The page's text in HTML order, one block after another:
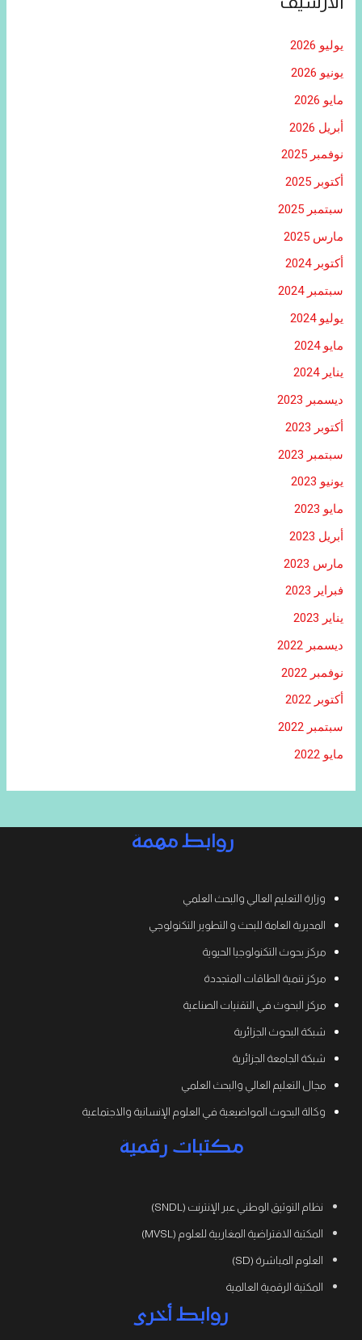
يوليو 2026
يونيو 2026
مايو 2026
أبريل 2026
نوفمبر 2025
أكتوبر 2025
سبتمبر 2025
مارس 2025
أكتوبر 2024
سبتمبر 2024
يوليو 2024
مايو 2024
يناير 2024
ديسمبر 2023
أكتوبر 2023
سبتمبر 2023
يونيو 2023
مايو 2023
أبريل 2023
مارس 2023
فبراير 2023
يناير 2023
ديسمبر 2022
نوفمبر 2022
أكتوبر 2022
سبتمبر 2022
مايو 2022
روابط مهمة
وزارة التعليم العالي والبحث العلمي
المديرية العامة للبحث و التطوير التكنولوجي
مركز بحوث التكنولوجيا الحيوية
مركز تنمية الطاقات المتجددة
مركز البحوث في التقنيات الصناعية
شبكة البحوث الجزائرية
شبكة الجامعة الجزائرية
مجال التعليم العالي والبحث العلمي
وكالة البحوث المواضيعية في العلوم الإنسانية والاجتماعية
مكتبات رقمية
نظام التوثيق الوطني عبر الإنترنت (SNDL)
المكتبة الافتراضية المغاربية للعلوم (MVSL)
العلوم المباشرة (SD)
المكتبة الرقمية العالمية
روابط أخرى